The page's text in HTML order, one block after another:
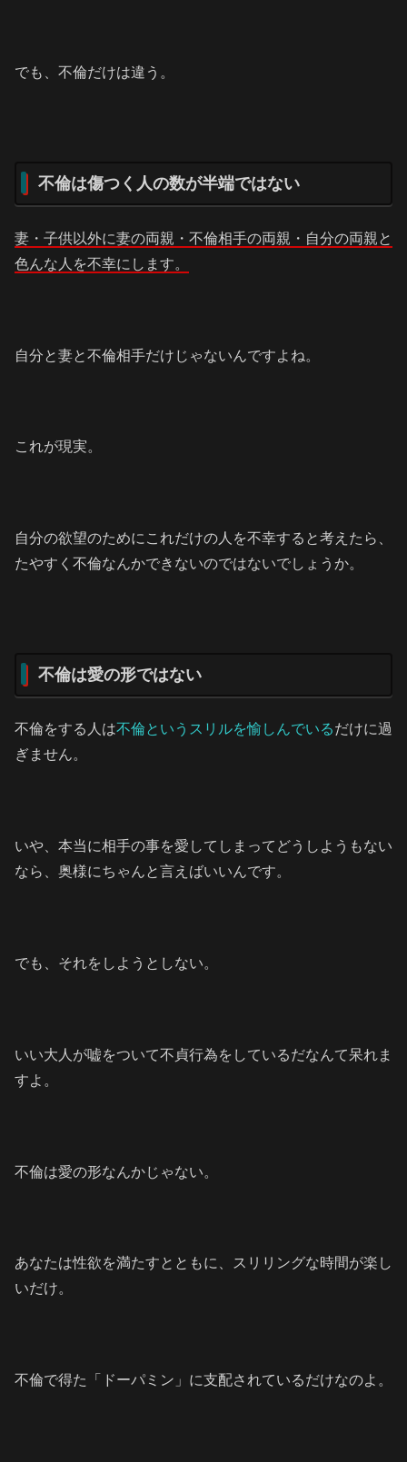
でも、不倫だけは違う。
不倫は傷つく人の数が半端ではない
妻・子供以外に妻の両親・不倫相手の両親・自分の両親と
色んな人を不幸にします。
自分と妻と不倫相手だけじゃないんですよね。
これが現実。
自分の欲望のためにこれだけの人を不幸すると考えたら、
たやすく不倫なんかできないのではないでしょうか。
不倫は愛の形ではない
不倫をする人は不倫というスリルを愉しんでいるだけに過
ぎません。
いや、本当に相手の事を愛してしまってどうしようもない
なら、奥様にちゃんと言えばいいんです。
でも、それをしようとしない。
いい大人が嘘をついて不貞行為をしているだなんて呆れま
すよ。
不倫は愛の形なんかじゃない。
あなたは性欲を満たすとともに、スリリングな時間が楽し
いだけ。
不倫で得た「ドーパミン」に支配されているだけなのよ。